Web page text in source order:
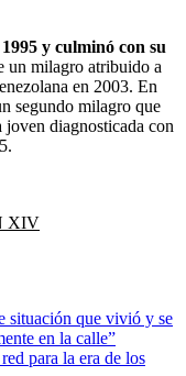
y culminó con su
un milagro atribuido a
en 2003. En
segundo milagro que
diagnosticada con
XIV
situación que vivió y se
en la calle”
para la era de los